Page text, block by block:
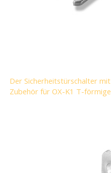
Der Sicherheitstürschalter
Zubehör für OX-K1 T-